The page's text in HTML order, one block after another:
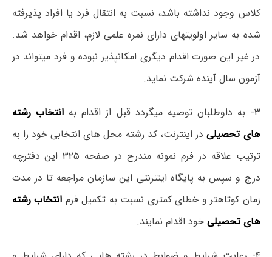
کلاس وجود نداشته باشد، نسبت به انتقال فرد یا افراد پذیرفته
شده به سایر اولویتهای دارای نمره علمی لازم، اقدام خواهد شد.
در غیر این صورت اقدام دیگری امکانپذیر نبوده و فرد میتواند در
آزمون سال آینده شرکت نماید.
۳- به داوطلبان توصیه میگردد قبل از اقدام به
انتخاب رشته
های تحصیلیدر اینترنت، کد رشته محل های انتخابی خود را به
ترتیب علاقه در فرم نمونه مندرج در صفحه ۳۲۵ این دفترچه
درج و سپس به پایگاه اینترنتی این سازمان مراجعه تا در مدت
زمان کوتاهتر و خطای کمتری نسبت به تکمیل فرم انتخاب رشته
های تحصیلی خود اقدام نمایند.